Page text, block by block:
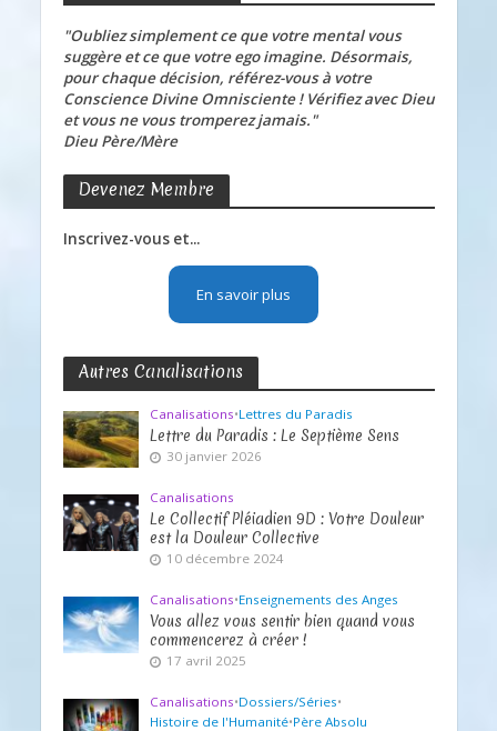
"Oubliez simplement ce que votre mental vous
suggère et ce que votre ego imagine. Désormais,
pour chaque décision, référez-vous à votre
Conscience Divine Omnisciente ! Vérifiez avec Dieu
et vous ne vous tromperez jamais."
Dieu Père/Mère
Devenez Membre
Inscrivez-vous et...
En savoir plus
Autres Canalisations
Canalisations•Lettres du Paradis
Lettre du Paradis : Le Septième Sens
30 janvier 2026
Canalisations
Le Collectif Pléiadien 9D : Votre Douleur
est la Douleur Collective
10 décembre 2024
Canalisations•Enseignements des Anges
Vous allez vous sentir bien quand vous
commencerez à créer !
17 avril 2025
Canalisations•Dossiers/Séries•
Histoire de l'Humanité•Père Absolu